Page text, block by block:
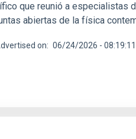
que reunió a especialistas
abiertas de la física
on 06/24/2026 - 08:19:11